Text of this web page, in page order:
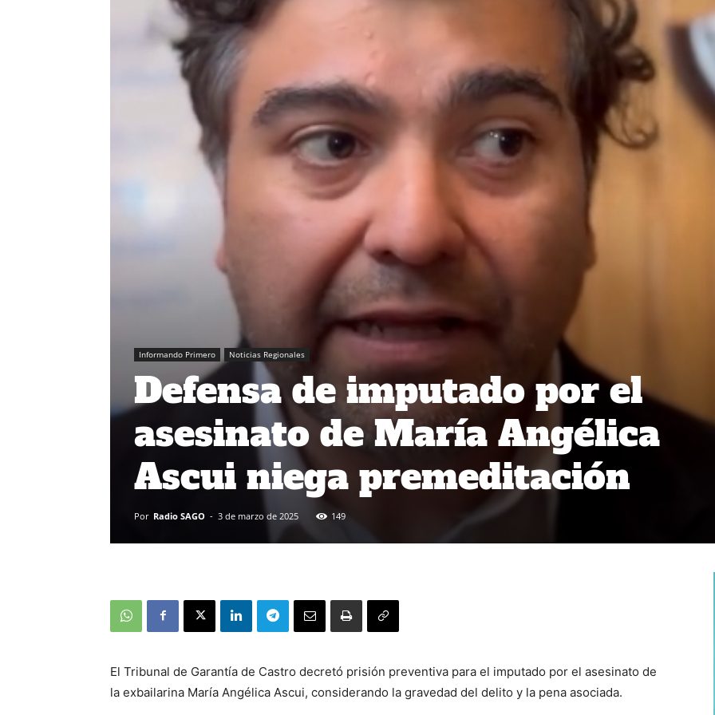
Informando Primero Noticias Regionales
Defensa de imputado por el
asesinato de María Angélica
Ascui niega premeditación
Por Radio SAGO - 3 de marzo de 2025 149
El Tribunal de Garantía de Castro decretó prisión preventiva para el imputado por el asesinato de
la exbailarina María Angélica Ascui, considerando la gravedad del delito y la pena asociada.